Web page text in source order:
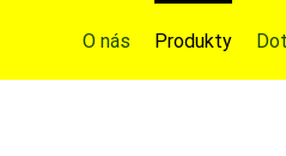
O nás Produkty